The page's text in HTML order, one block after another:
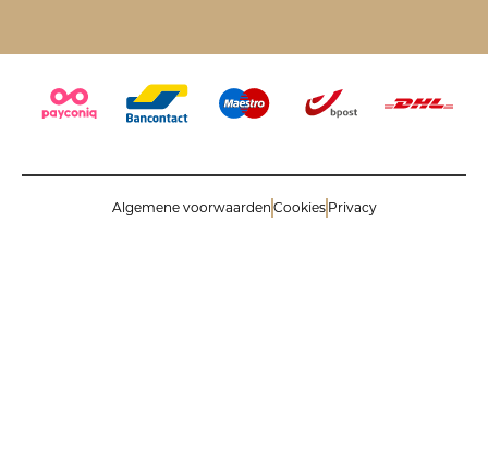
Algemene voorwaarden Cookies Privacy